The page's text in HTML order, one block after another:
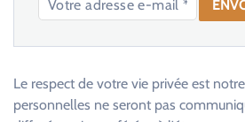
Le respect de votre vie privée est
personnelles ne seront pas